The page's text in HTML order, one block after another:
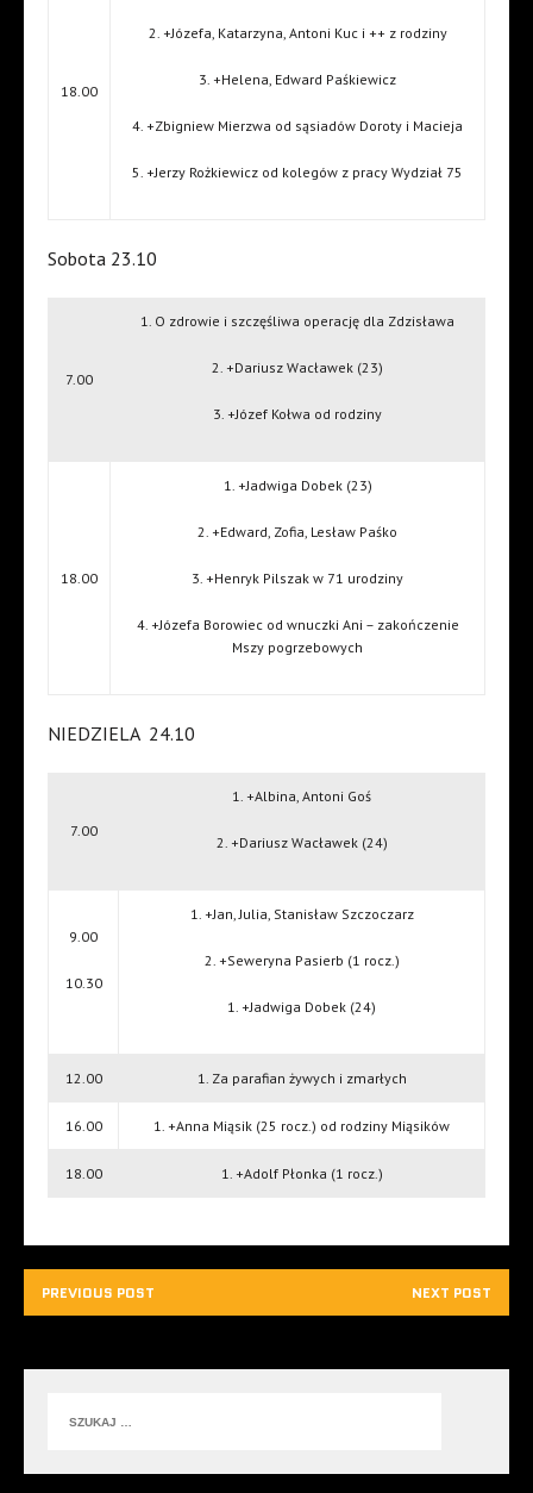
18.00
2. +Józefa, Katarzyna, Antoni Kuc i ++ z rodziny
3. +Helena, Edward Paśkiewicz
4. +Zbigniew Mierzwa od sąsiadów Doroty i Macieja
5. +Jerzy Rożkiewicz od kolegów z pracy Wydział 75
Sobota 23.10
7.00
1. O zdrowie i szczęśliwa operację dla Zdzisława
2. +Dariusz Wacławek (23)
3. +Józef Kołwa od rodziny
18.00
1. +Jadwiga Dobek (23)
2. +Edward, Zofia, Lesław Paśko
3. +Henryk Pilszak w 71 urodziny
4. +Józefa Borowiec od wnuczki Ani – zakończenie
Mszy pogrzebowych
NIEDZIELA 24.10
7.00
1. +Albina, Antoni Goś
2. +Dariusz Wacławek (24)
9.00
10.30
1. +Jan, Julia, Stanisław Szczoczarz
2. +Seweryna Pasierb (1 rocz.)
1. +Jadwiga Dobek (24)
12.00 1. Za parafian żywych i zmarłych
16.00 1. +Anna Miąsik (25 rocz.) od rodziny Miąsików
18.00 1. +Adolf Płonka (1 rocz.)
PREVIOUS POST NEXT POST